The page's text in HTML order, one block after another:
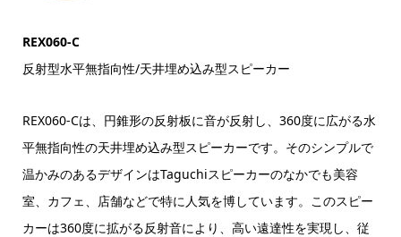
REX060-C
反射型水平無指向性/天井埋め込み型スピーカー
REX060-Cは、円錐形の反射板に音が反射し、 360度に広がる水
平無指向性の天井埋め込み型スピーカーです。そのシンプルで
温かみのあるデザインはTaguchiスピーカーのなかでも美容
室、カフェ、店舗などで特に人気を博しています。このスピー
カーは360度に拡がる反射音により、高い遠達性を実現し、従